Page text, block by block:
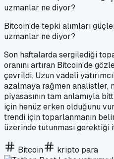
Bitcoin’de tepki alımları
uzmanlar ne diyor?
Son haftalarda sergilediği
oranını artıran Bitcoin’de
çevrildi. Uzun vadeli
azalmaya rağmen analistler,
piyasasının tam anlamıyla
için henüz erken olduğunu
trendi için toparlanmanın
üzerinde tutunması gerektiği
Bitcoin kripto para